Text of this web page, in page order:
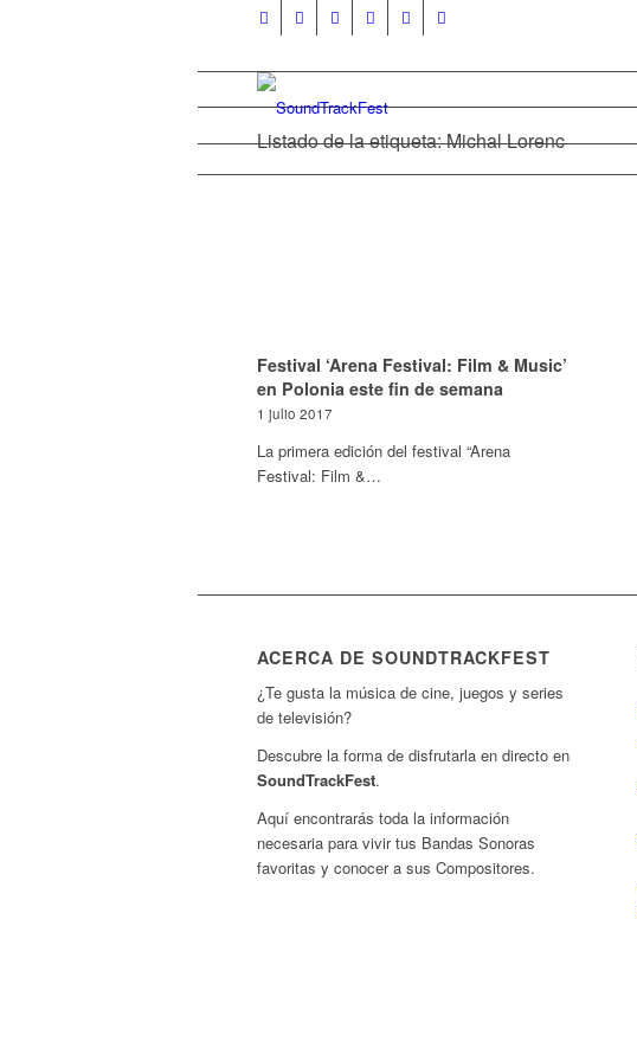
Listado de la etiqueta: Michal Lorenc
Festival ‘Arena Festival: Film & Music’
en Polonia este fin de semana
1 julio 2017
La primera edición del festival “Arena
Festival: Film &…
ACERCA DE SOUNDTRACKFEST
¿Te gusta la música de cine, juegos y series
de televisión?
Descubre la forma de disfrutarla en directo en
SoundTrackFest.
Aquí encontrarás toda la información
necesaria para vivir tus Bandas Sonoras
favoritas y conocer a sus Compositores.